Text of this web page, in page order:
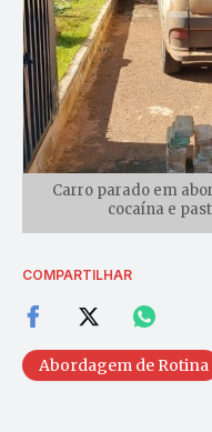
Carro parado em
cocaína e
COMPARTILHAR
Abordagem de Rotina